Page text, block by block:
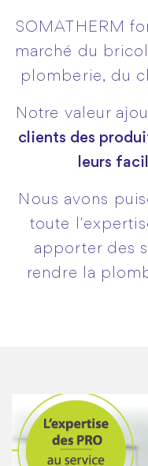
SOMATHERM
marché du
plomberie, du
Notre valeur
clients des
leurs
Nous avons
toute
apporter des
rendre la